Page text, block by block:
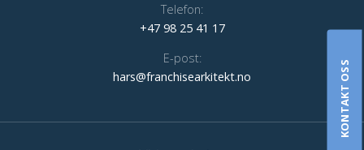
Telefon:
+47 98 25 41 17
E-post:
hars@franchisearkitekt.no
KONTAKT OSS